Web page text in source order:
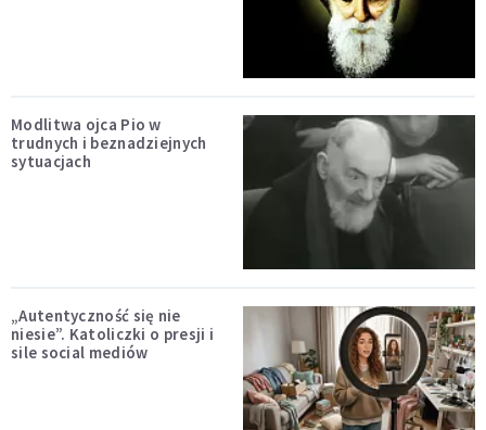
Modlitwa ojca Pio w
trudnych i beznadziejnych
sytuacjach
„Autentyczność się nie
niesie”. Katoliczki o presji i
sile social mediów